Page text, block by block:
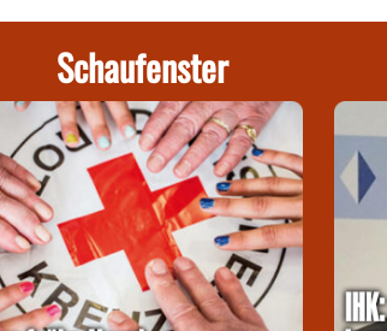
Schaufenster